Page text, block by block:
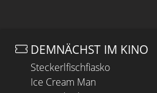
DEMNÄCHST IM KINO
Steckerlfischfiasko
Ice Cream Man